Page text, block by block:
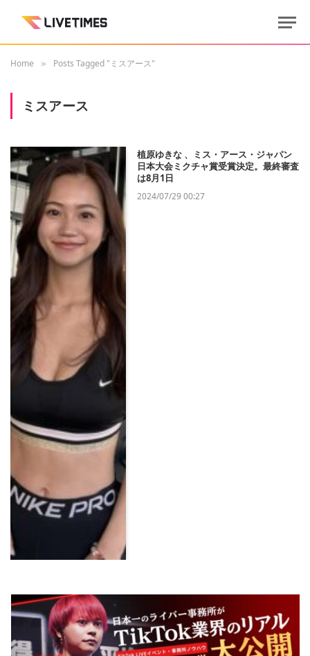
Home » Posts Tagged "ミスアース"
ミスアース
植原ゆきな 、ミス・アース・ジャパン
日本大会ミクチャ賞受賞決定。最終審査
は8月1日
2024/07/29 00:27